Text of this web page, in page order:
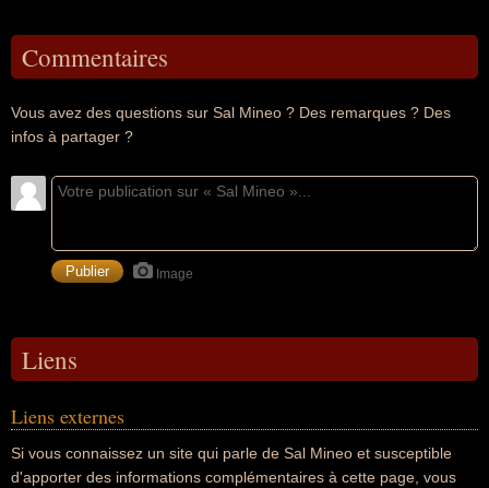
Commentaires
Vous avez des questions sur Sal Mineo ? Des remarques ? Des
infos à partager ?
Image
Liens
Liens externes
Si vous connaissez un site qui parle de Sal Mineo et susceptible
d'apporter des informations complémentaires à cette page, vous